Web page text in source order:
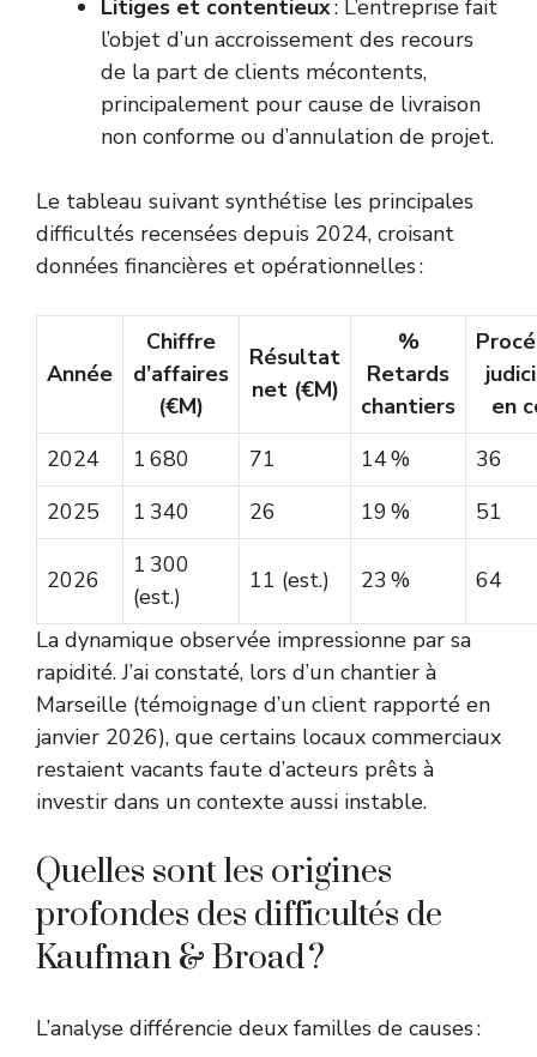
Litiges et contentieux: L’entreprise fait
l’objet d’un accroissement des recours
de la part de clients mécontents,
principalement pour cause de livraison
non conforme ou d’annulation de projet.
Le tableau suivant synthétise les principales
difficultés recensées depuis 2024, croisant
données financières et opérationnelles :
Année
Chiffre
d’affaires
(€M)
Résultat
net (€M)
%
Retards
chantiers
en
2024
1 680 71 14 %
36
2025
1 340 26 19 % 51
2026
1 300
(est.)
11 (est.) 23 % 64
La dynamique observée impressionne par sa
rapidité. J’ai constaté, lors d’un chantier à
Marseille (témoignage d’un client rapporté en
janvier 2026), que certains locaux commerciaux
restaient vacants faute d’acteurs prêts à
investir dans un contexte aussi instable.
Quelles sont les origines
profondes des difficultés de
Kaufman & Broad ?
L’analyse différencie deux familles de causes :